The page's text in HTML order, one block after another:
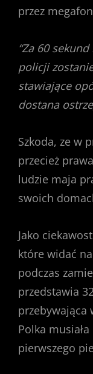
przez
“Za 60
policji
stawiające
dostana
Szkoda, ze w
przecież
ludzie maja
swoich
Jako
które widać
podczas
przedstawia
przebywająca
Polka
pierwszego